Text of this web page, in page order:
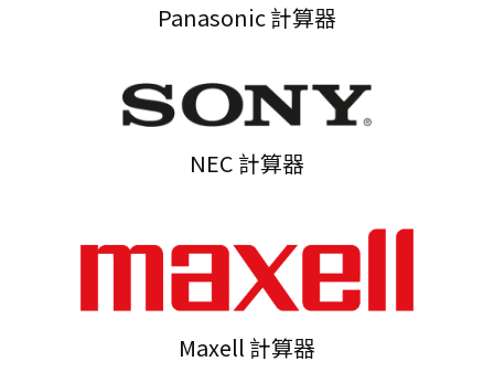
Panasonic 計算器
NEC 計算器
Maxell 計算器